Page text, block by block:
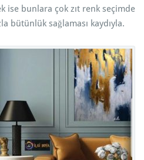
ise bunlara çok zıt renk seçimde
bütünlük sağlaması kaydıyla.